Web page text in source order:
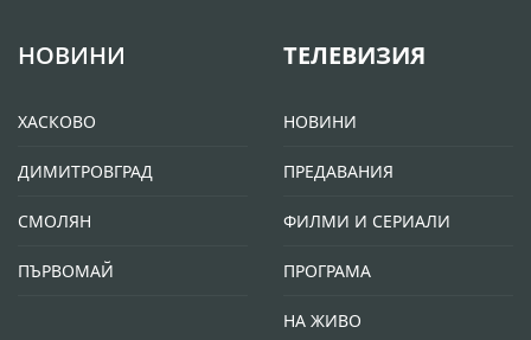
НОВИНИ
ХАСКОВО
ДИМИТРОВГРАД
СМОЛЯН
ПЪРВОМАЙ
ТЕЛЕВИЗИЯ
НОВИНИ
ПРЕДАВАНИЯ
ФИЛМИ И СЕРИАЛИ
ПРОГРАМА
НА ЖИВО